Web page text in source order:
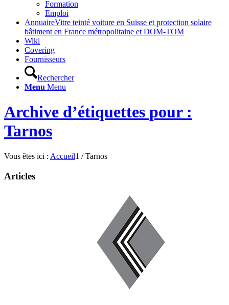
Formation
Emploi
AnnuaireVitre teinté voiture en Suisse et protection solaire
bâtiment en France métropolitaine et DOM-TOM
Wiki
Covering
Fournisseurs
Rechercher
Menu Menu
Archive d’étiquettes pour :
Tarnos
Vous êtes ici : Accueil1 / Tarnos
Articles